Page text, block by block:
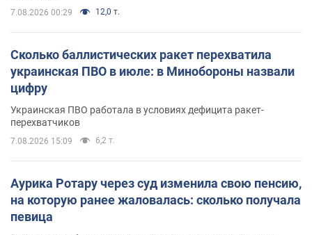
7.08.2026 00:29 12,0 т.
Сколько баллистических ракет перехватила
украинская ПВО в июле: в Минобороны назвали
цифру
Украинская ПВО работала в условиях дефицита ракет-
перехватчиков
7.08.2026 15:09 6,2 т.
Аурика Ротару через суд изменила свою пенсию,
на которую ранее жаловалась: сколько получала
певица